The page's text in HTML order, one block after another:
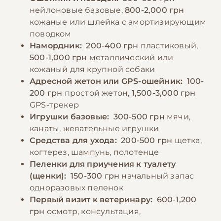
🎁 −10% на зоотовары
По промокоду E-PET
нейлоновые базовые, 800-2,000 грн
кожаные или шлейка с амортизирующим
поводком
Намордник: 200-400 грн пластиковый,
500-1,000 грн металлический или
кожаный для крупной собаки
Адресной жетон или GPS-ошейник: 100-
200 грн простой жетон, 1,500-3,000 грн
GPS-трекер
Игрушки базовые: 300-500 грн мячи,
канаты, жевательные игрушки
Средства для ухода: 200-500 грн щетка,
когтерез, шампунь, полотенце
Пеленки для приучения к туалету
(щенки): 150-300 грн начальный запас
одноразовых пеленок
Первый визит к ветеринару: 600-1,200
грн осмотр, консультация,